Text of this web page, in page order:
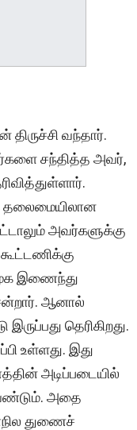
வந்தார்.
சந்தித்த அவர்,
தலைமையிலான
அவர்களுக்கு
இணைந்து
ஆனால்
தெரிகிறது.
உள்ளது. இது
அடிப்படையில்
அதை
துணைச்